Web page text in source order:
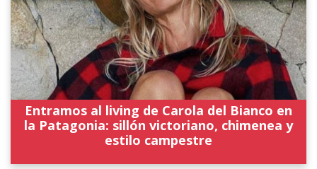
Entramos al living de Carola del Bianco en
la Patagonia: sillón victoriano, chimenea y
estilo campestre